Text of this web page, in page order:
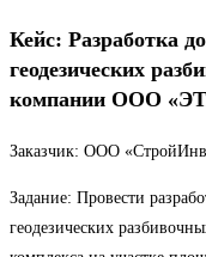
Кейс: Разработка
геодезических
компании ООО
Заказчик: ООО
Задание: Провести
геодезических